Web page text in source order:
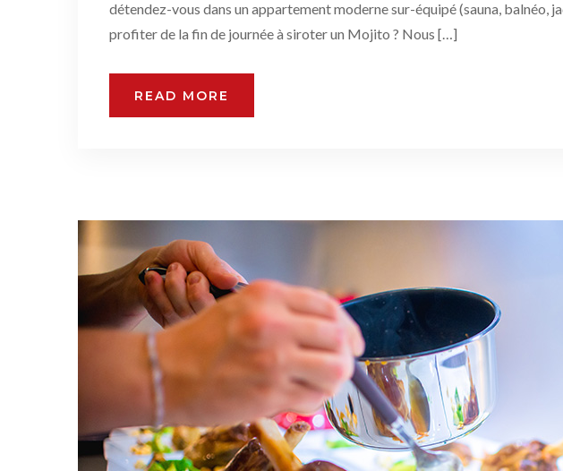
détendez-vous dans un appartement moderne sur-équipé (sauna,
profiter de la fin de journée à siroter un Mojito ? Nous […]
READ MORE